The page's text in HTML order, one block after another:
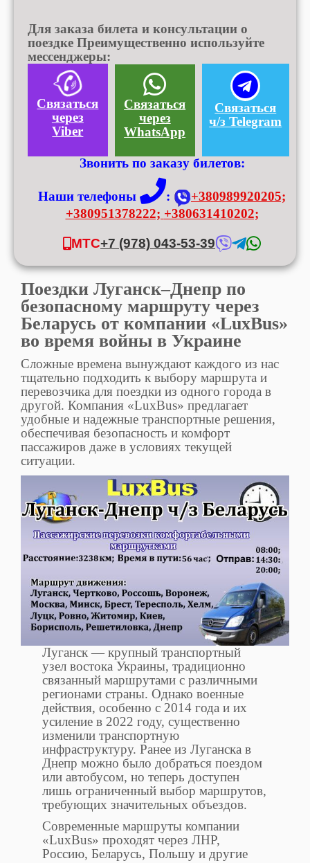
Для заказа билета и консультации о
поездке Преимущественно используйте
мессенджеры:
Связаться
через
Viber
Связаться
через
WhatsApp
Связаться
ч/з Telegram
Звонить по заказу билетов:
Наши телефоны :
+380989920205;
+380951378222; +380631410202;
МТС+7 (978) 043-53-39
Поездки Луганск–Днепр по
безопасному маршруту через
Беларусь от компании «LuxBus»
во время войны в Украине
Сложные времена вынуждают каждого из нас
тщательно подходить к выбору маршрута и
перевозчика для поездки из одного города в
другой. Компания «LuxBus» предлагает
удобные и надежные транспортные решения,
обеспечивая безопасность и комфорт
пассажиров даже в условиях текущей
ситуации.
Луганск — крупный транспортный
узел востока Украины, традиционно
связанный маршрутами с различными
регионами страны. Однако военные
действия, особенно с 2014 года и их
усиление в 2022 году, существенно
изменили транспортную
инфраструктуру. Ранее из Луганска в
Днепр можно было добраться поездом
или автобусом, но теперь доступен
лишь ограниченный выбор маршрутов,
требующих значительных объездов.
Современные маршруты компании
«LuxBus» проходят через ЛНР,
Россию, Беларусь, Польшу и другие